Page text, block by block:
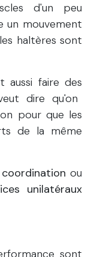
d'un peu
un mouvement
haltères sont
aussi faire des
dire qu'on
pour que les
de la même
coordinationou
unilatéraux